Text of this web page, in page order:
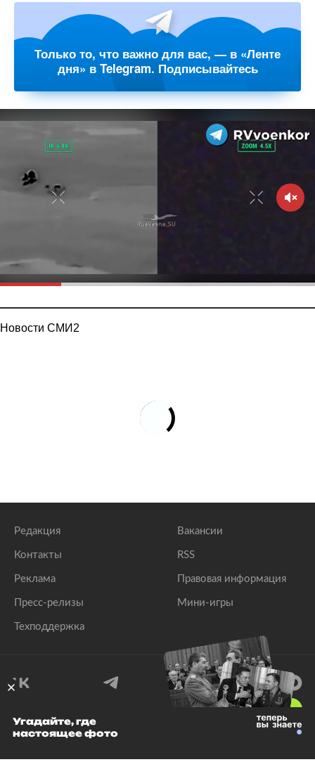
Только то, что важно для вас, — в «Ленте
дня» в Telegram. Подписывайтесь
Новости СМИ2
Редакция
Контакты
Реклама
Пресс-релизы
Техподдержка
Вакансии
RSS
Правовая информация
Мини-игры
© 1999–2026 Все права защищены.
Угадайте, где
настоящее фото